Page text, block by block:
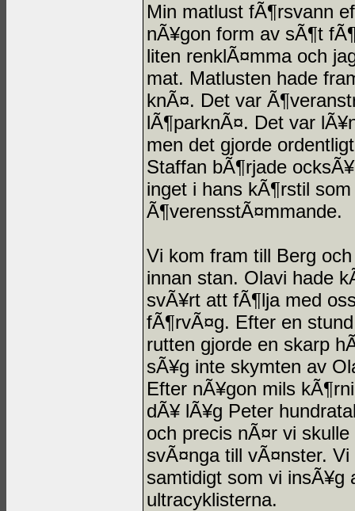
Min matlust fÃ¶rsvann
nÃ¥gon form av sÃ¶t
liten renklÃ¤mma och
mat. Matlusten hade
knÃ¤. Det var
lÃ¶parknÃ¤. Det var
men det gjorde
Staffan bÃ¶rjade
inget i hans kÃ¶rstil
Ã¶verensstÃ¤mmande.
Vi kom fram till Berg
innan stan. Olavi hade
svÃ¥rt att fÃ¶lja med
fÃ¶rvÃ¤g. Efter en
rutten gjorde en skarp
sÃ¥g inte skymten av
Efter nÃ¥gon mils
dÃ¥ lÃ¥g Peter
och precis nÃ¤r vi
svÃ¤nga till vÃ¤nster.
samtidigt som vi insÃ¥g
ultracyklisterna.